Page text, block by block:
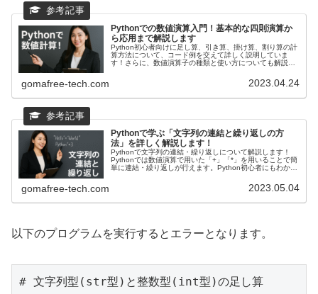
Pythonでの数値演算入門！基本的な四則演算か
ら応用まで解説します
Python初心者向けに足し算、引き算、掛け算、割り算の計
算方法について、コード例を交えて詳しく説明していま
す！さらに、数値演算子の種類と使い方についても解説し
され、自分で数字を変えて練習することもできます。
gomafree-tech.com 2023.04.24
Pythonで学ぶ「文字列の連結と繰り返しの方
法」を詳しく解説します！
Pythonで文字列の連結・繰り返しについて解説します！
Pythonでは数値演算で用いた「+」「*」を用いることで簡
単に連結・繰り返しが行えます。Python初心者にもわかり
gomafree-tech.com 2023.05.04
以下のプログラムを実行するとエラーとなります。
# 文字列型(str型)と整数型(int型)の足し算